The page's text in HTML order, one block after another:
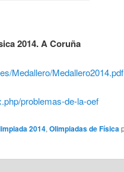
2014. A Coruña
Medallero/Medallero2014.pdf
problemas-de-la-oef
2014, Olimpiadas de Física